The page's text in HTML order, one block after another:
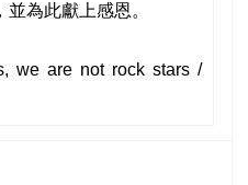
為此獻上感恩。
we are not rock stars /